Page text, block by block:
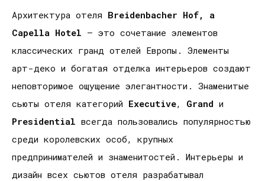
Архитектура отеля Breidenbacher Hof, a
Capella Hotel – это сочетание элементов
классических гранд отелей Европы. Элементы
арт-деко и богатая отделка интерьеров создают
неповторимое ощущение элегантности. Знаменитые
сьюты отеля категорий Executive, Grand и
Presidential всегда пользовались популярностью
среди королевских особ, крупных
предпринимателей и знаменитостей. Интерьеры и
дизайн всех сьютов отеля разрабатывал